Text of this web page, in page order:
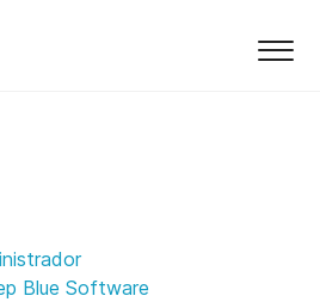
do Conector
Blue Software